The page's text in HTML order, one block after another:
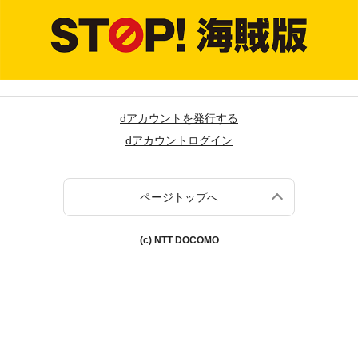
dアカウントを発行する
dアカウントログイン
ページトップへ
(c) NTT DOCOMO